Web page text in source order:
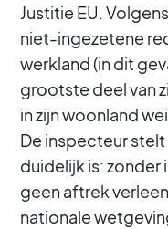
Justitie EU.
niet-ingezetene
werkland (in dit
grootste deel van
in zijn woonland
De inspecteur
duidelijk is:
geen aftrek
nationale